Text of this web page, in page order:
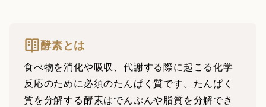
酵素とは
食べ物を消化や吸収、代謝する際に起こる化学
反応のために必須のたんぱく質です。たんぱく
質を分解する酵素はでんぷんや脂質を分解でき